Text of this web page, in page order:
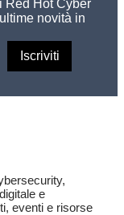
Red Hot Cyber
novità in
e
eventi e risorse